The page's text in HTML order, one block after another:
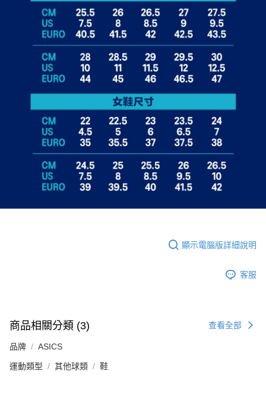
顯示電腦版詳細說明
客服
商品相關分類 (3) 查看全部
品牌 ASICS
運動類型 其他球類 鞋